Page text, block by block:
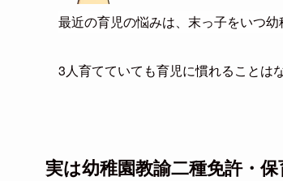
最近の育児の悩みは、末っ子をいつ
3人育てていても育児に慣れることは
実は幼稚園教諭二種免許・